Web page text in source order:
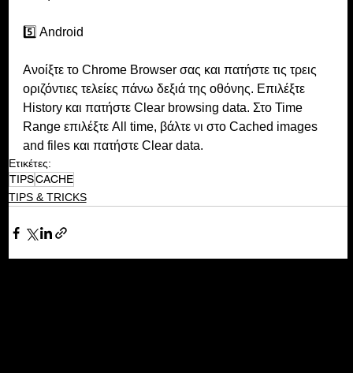
5️⃣ Android
Ανοίξτε το Chrome Browser σας και πατήστε τις τρεις
οριζόντιες τελείες πάνω δεξιά της οθόνης. Επιλέξτε
History και πατήστε Clear browsing data. Στο Time
Range επιλέξτε All time, βάλτε νι στο Cached images
and files και πατήστε Clear data.
Ετικέτες:
TIPSCACHE
TIPS & TRICKS